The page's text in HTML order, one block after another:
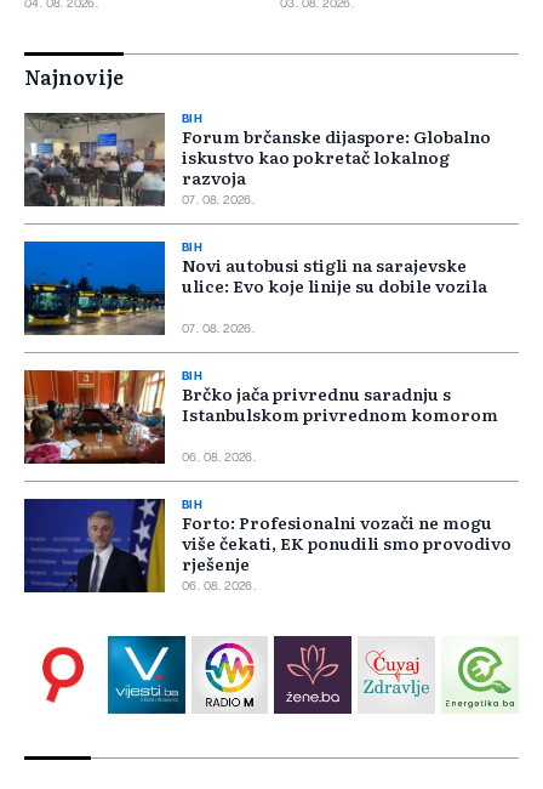
04. 08. 2026. 03. 08. 2026.
Najnovije
BIH
Forum brčanske dijaspore: Globalno
iskustvo kao pokretač lokalnog
razvoja
07. 08. 2026.
BIH
Novi autobusi stigli na sarajevske
ulice: Evo koje linije su dobile vozila
07. 08. 2026.
BIH
Brčko jača privrednu saradnju s
Istanbulskom privrednom komorom
06. 08. 2026.
BIH
Forto: Profesionalni vozači ne mogu
više čekati, EK ponudili smo provodivo
rješenje
06. 08. 2026.